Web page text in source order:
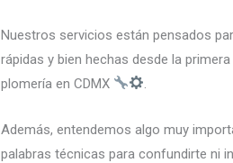
Nuestros servicios están pensados
rápidas y bien hechas desde la primera
plomería en CDMX
Además, entendemos algo muy
palabras técnicas para confundirte ni